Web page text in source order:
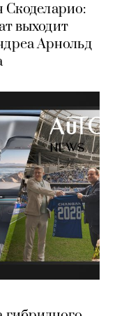
выходит
Арнольд